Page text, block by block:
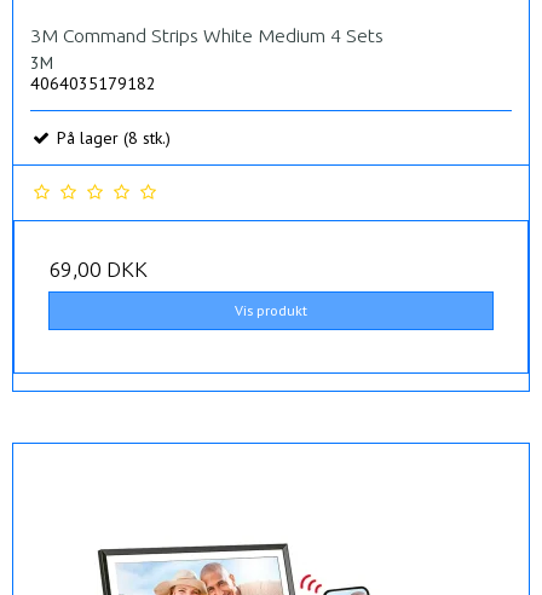
3M Command Strips White Medium 4 Sets
3M
4064035179182
På lager (8 stk.)
69,00 DKK
Vis produkt